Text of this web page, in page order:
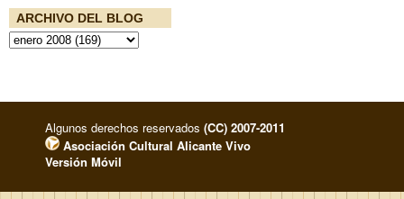
ARCHIVO DEL BLOG
Algunos derechos reservados (CC) 2007-2011
Asociación Cultural Alicante Vivo
Versión Móvil